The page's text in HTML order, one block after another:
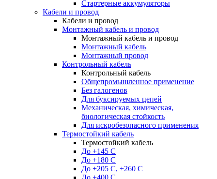
Стартерные аккумуляторы
Кабели и провод
Кабели и провод
Монтажный кабель и провод
Монтажный кабель и провод
Монтажный кабель
Монтажный провод
Контрольный кабель
Контрольный кабель
Общепромышленное применение
Без галогенов
Для буксируемых цепей
Механическая, химическая,
биологическая стойкость
Для искробезопасного применения
Термостойкий кабель
Термостойкий кабель
До +145 С
До +180 C
До +205 С, +260 С
До +400 C